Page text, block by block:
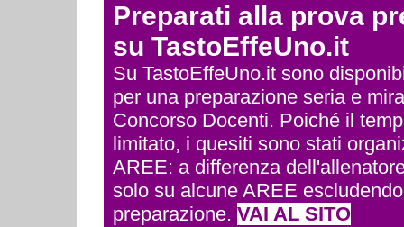
Preparati alla prova
su TastoEffeUno.it
Su TastoEffeUno.it sono
per una preparazione seria e
Concorso Docenti. Poiché il
limitato, i quesiti sono stati
AREE: a differenza
solo su alcune AREE
preparazione. VAI AL SITO